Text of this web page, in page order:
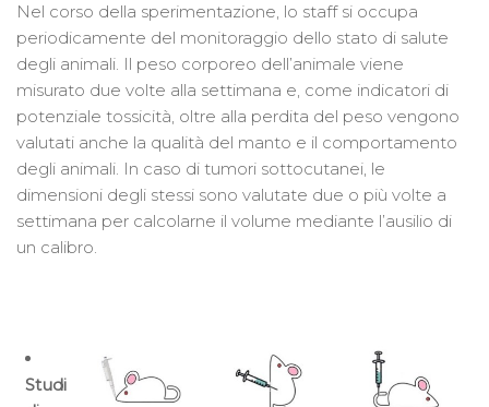
Nel corso della sperimentazione, lo staff si occupa
periodicamente del monitoraggio dello stato di salute
degli animali. Il peso corporeo dell’animale viene
misurato due volte alla settimana e, come indicatori di
potenziale tossicità, oltre alla perdita del peso vengono
valutati anche la qualità del manto e il comportamento
degli animali. In caso di tumori sottocutanei, le
dimensioni degli stessi sono valutate due o più volte a
settimana per calcolarne il volume mediante l’ausilio di
un calibro.
Studi